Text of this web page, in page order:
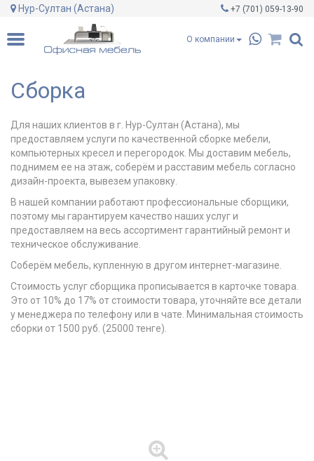
Нур-Султан (Астана) +7 (701) 059-13-90
О компании
Сборка
Для наших клиентов в г. Нур-Султан (Астана), мы
предоставляем услуги по качественной сборке мебели,
компьютерных кресел и перегородок. Мы доставим мебель,
поднимем ее на этаж, соберём и расставим мебель согласно
дизайн-проекта, вывезем упаковку.
В нашей компании работают профессиональные сборщики,
поэтому мы гарантируем качество наших услуг и
предоставляем на весь ассортимент гарантийный ремонт и
техническое обслуживание.
Соберём мебель, купленную в другом интернет-магазине.
Стоимость услуг сборщика прописывается в карточке товара.
Это от 10% до 17% от стоимости товара, уточняйте все детали
у менеджера по телефону или в чате. Минимальная стоимость
сборки от 1500 руб. (25000 тенге).